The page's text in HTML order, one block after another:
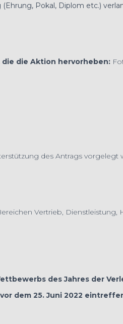
Pokal, Diplom etc.)
die Aktion hervorheben:
des Antrags vorgelegt
Vertrieb,
des Jahres der
dem 25. Juni 2022